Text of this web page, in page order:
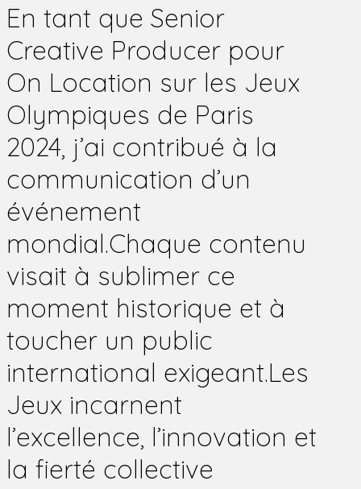
En tant que Senior
Creative Producer pour
On Location sur les Jeux
Olympiques de Paris
2024, j’ai contribué à la
communication d’un
événement
mondial.Chaque contenu
visait à sublimer ce
moment historique et à
toucher un public
international exigeant.Les
Jeux incarnent
l’excellence, l’innovation et
la fierté collective